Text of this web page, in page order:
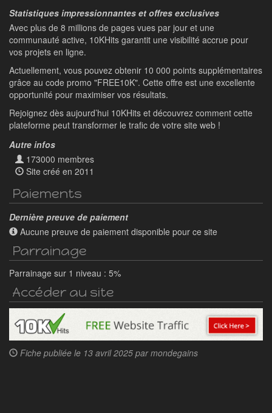
Statistiques impressionnantes et offres exclusives
Avec plus de 8 millions de pages vues par jour et une
communauté active, 10KHits garantit une visibilité accrue pour
vos projets en ligne.
Actuellement, vous pouvez obtenir 10 000 points supplémentaires
grâce au code promo "FREE10K". Cette offre est une excellente
opportunité pour maximiser vos résultats.
Rejoignez dès aujourd’hui 10KHits et découvrez comment cette
plateforme peut transformer le trafic de votre site web !
Autre infos
173000 membres
Site créé en 2011
Paiements
Dernière preuve de paiement
Aucune preuve de paiement disponible pour ce site
Parrainage
Parrainage sur 1 niveau : 5%
Accéder au site
Fiche publiée le 13 avril 2025 parmondegains